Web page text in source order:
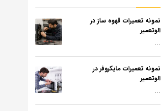
نمونه تعمیرات قهوه ساز در
الوتعمیر
...
نمونه تعمیرات مایکروفر در
الوتعمیر
...